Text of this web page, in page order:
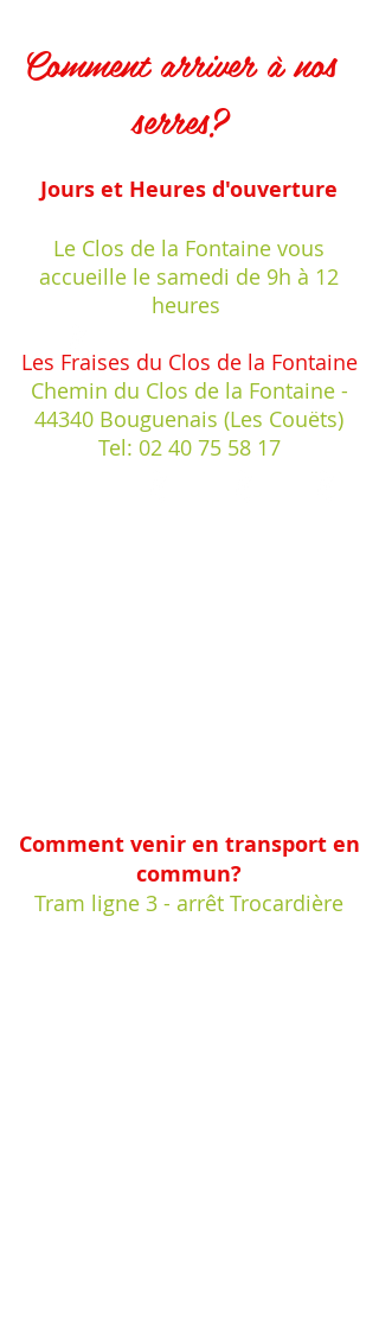
Comment arriver à nos
serres?
Jours et Heures d'ouverture
Le Clos de la Fontaine vous
accueille le samedi de 9h à 12
heures
Les Fraises du Clos de la Fontaine
Chemin du Clos de la Fontaine -
44340 Bouguenais (Les Couëts)
Tel: 02 40 75 58 17
Comment venir en transport en
commun?
Tram ligne 3 - arrêt Trocardière